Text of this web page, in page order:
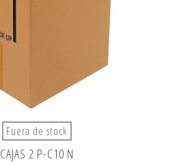
Fuera de stock
CAJAS 2 P-C10 N